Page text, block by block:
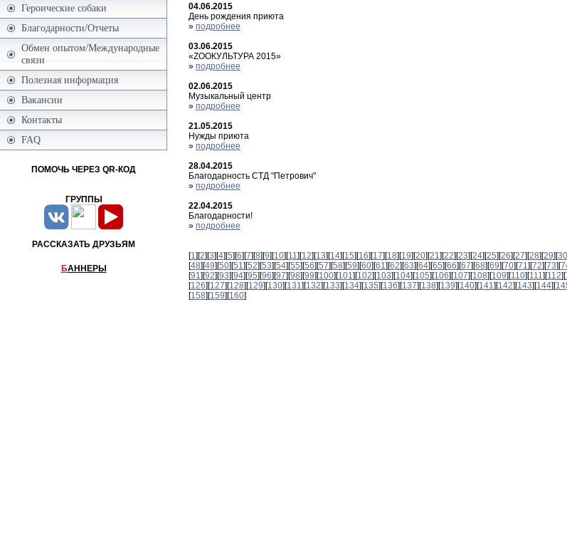
04.06.2015
День рождения приюта
» подробнее
03.06.2015
«ZOOКУЛЬТУРА 2015»
» подробнее
02.06.2015
Музыкальный центр
» подробнее
21.05.2015
Нужды приюта
» подробнее
28.04.2015
Благодарность СТД "Петрович"
» подробнее
22.04.2015
Благодарности!
» подробнее
[1][2][3][4][5][6][7][8][9][10][11][12][13][14][15][16][17][18][19][20][21][22][23][24][25][26][27][28][29][30
[48][49][50][51][52][53][54][55][56][57][58][59][60][61][62][63][64][65][66][67][68][69][70][71][72][73][
[91][92][93][94][95][96][97][98][99][100][101][102][103][104][105][106][107][108][109][110][111][112][
[126][127][128][129][130][131][132][133][134][135][136][137][138][139][140][141][142][143][144][
[158][159][160]
Героические собаки
Благодарности/Отчеты
Обмен опытом/Международные
связи
Полезная информация
Вакансии
Контакты
FAQ
ПОМОЧЬ ЧЕРЕЗ QR-КОД
ГРУППЫ
РАССКАЗАТЬ ДРУЗЬЯМ
БАННЕРЫ